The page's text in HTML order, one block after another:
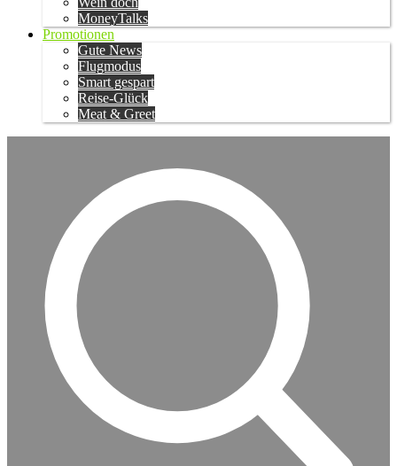
MoneyTalks
Promotionen
Gute News
Flugmodus
Smart gespart
Reise-Glück
Meat & Greet